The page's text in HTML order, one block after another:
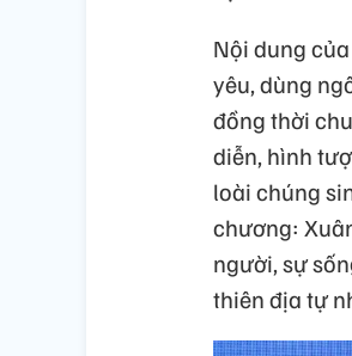
Nội dung
yêu, dùng
đồng thời
diễn, hình
loài chúng
chương:
người, sự
thiên địa tự